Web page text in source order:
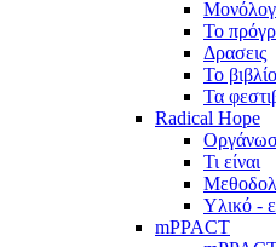
Το
Δρασεις
Το βιβλίο
Τα
Radical Hope
Τι είναι
Υλικό -
mPPACT